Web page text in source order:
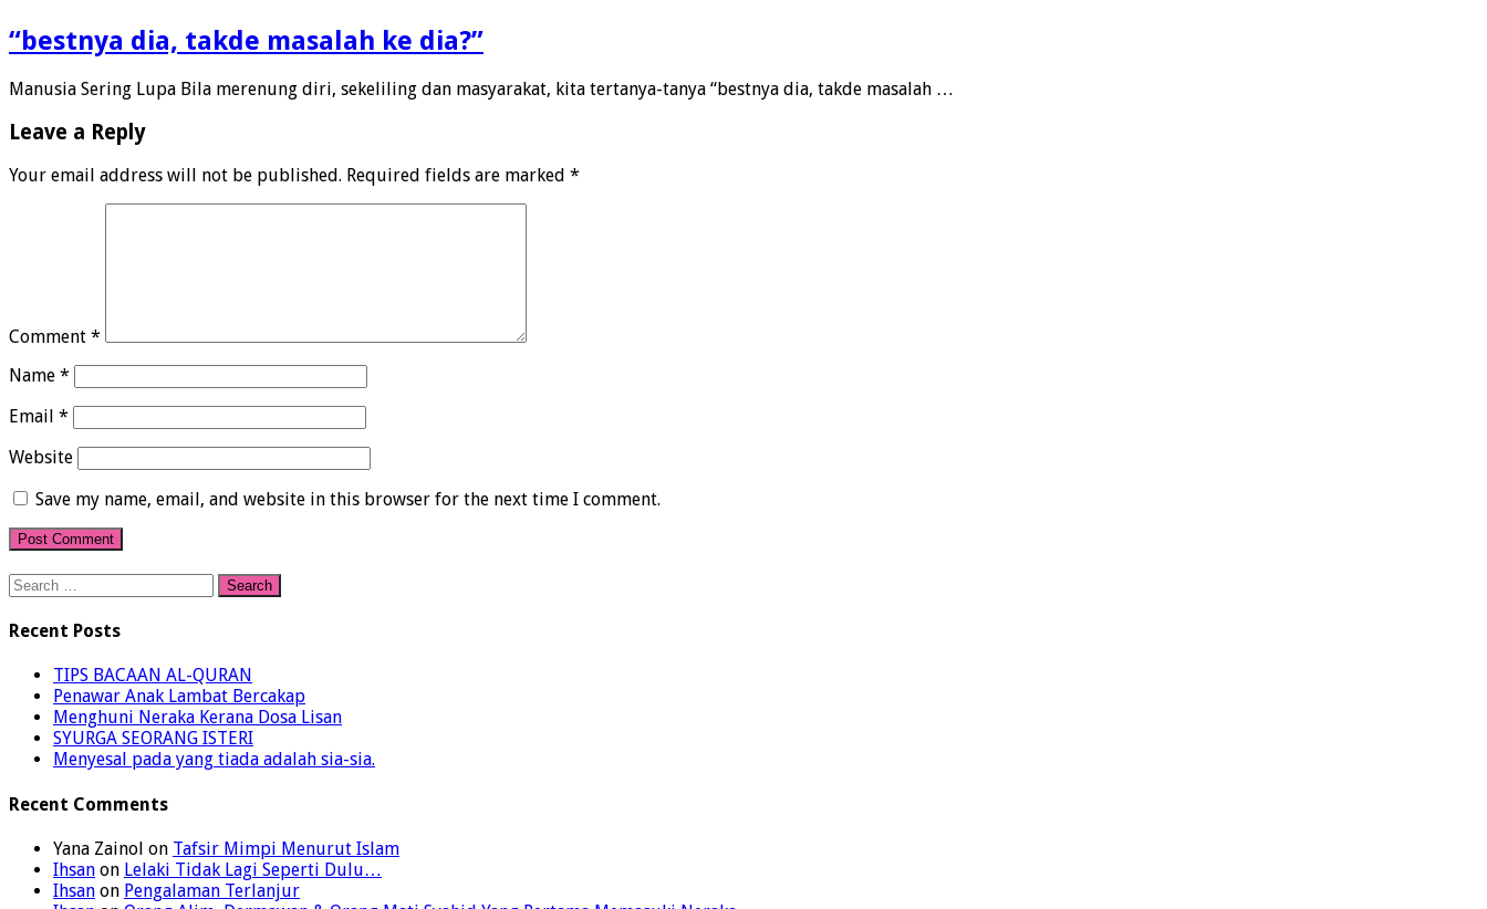
“bestnya dia, takde masalah ke dia?”
Manusia Sering Lupa Bila merenung diri, sekeliling dan masyarakat, kita tertanya-tanya “bestnya dia, takde masalah …
Leave a Reply
Your email address will not be published. Required fields are marked *
Comment *
Name *
Email *
Website
Save my name, email, and website in this browser for the next time I comment.
Search
for:
Recent Posts
TIPS BACAAN AL-QURAN
Penawar Anak Lambat Bercakap
Menghuni Neraka Kerana Dosa Lisan
SYURGA SEORANG ISTERI
Menyesal pada yang tiada adalah sia-sia.
Recent Comments
Yana Zainol on Tafsir Mimpi Menurut Islam
Ihsan on Lelaki Tidak Lagi Seperti Dulu…
Ihsan on Pengalaman Terlanjur